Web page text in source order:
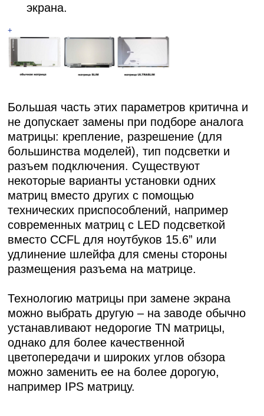
экрана.
+
Большая часть этих параметров критична и
не допускает замены при подборе аналога
матрицы: крепление, разрешение (для
большинства моделей), тип подсветки и
разъем подключения. Существуют
некоторые варианты установки одних
матриц вместо других с помощью
технических приспособлений, например
современных матриц с LED подсветкой
вместо CCFL для ноутбуков 15.6” или
удлинение шлейфа для смены стороны
размещения разъема на матрице.
Технологию матрицы при замене экрана
можно выбрать другую – на заводе обычно
устанавливают недорогие TN матрицы,
однако для более качественной
цветопередачи и широких углов обзора
можно заменить ее на более дорогую,
например IPS матрицу.